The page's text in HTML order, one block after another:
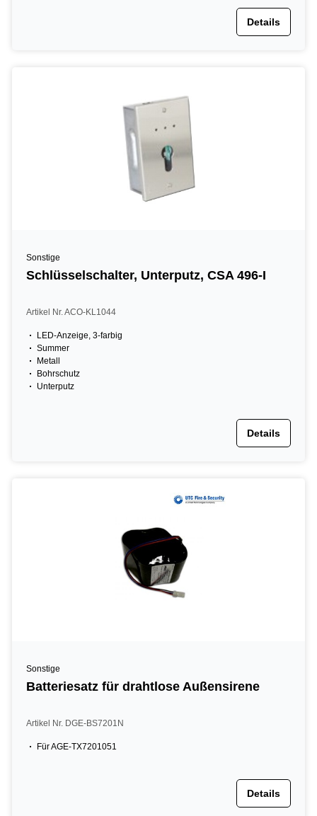
Details
Sonstige
Schlüsselschalter, Unterputz, CSA 496-I
Artikel Nr. ACO-KL1044
LED-Anzeige, 3-farbig
Summer
Metall
Bohrschutz
Unterputz
Details
Sonstige
Batteriesatz für drahtlose Außensirene
Artikel Nr. DGE-BS7201N
Für AGE-TX7201051
Details